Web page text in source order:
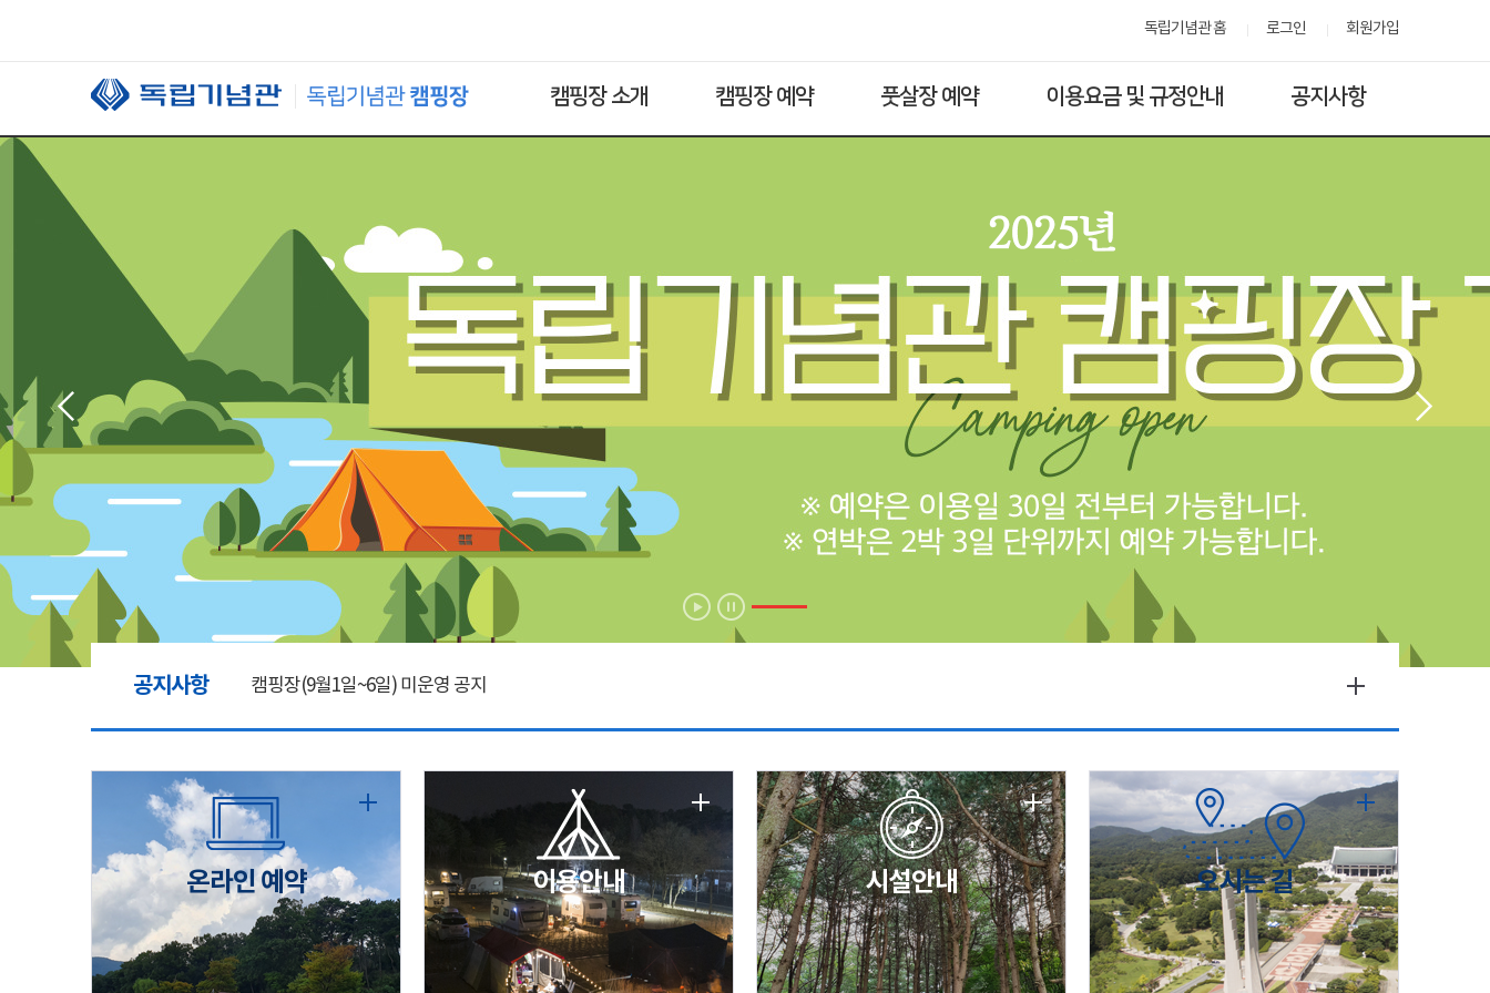
독립기념관 홈 로그인 회원가입
캠핑장 소개 캠핑장 예약 풋살장 예약 이용요금 및 규정안내 공지사항
공지사항 캠핑장(9월1일~6일) 미운영 공지
[6/1]전산시스템 점검 및 안정화에 따른 서비스 이용 제한 안내
2026년 5월 캠핑장 안점 점검의 날 변경 안내
캠핑장(9월1일~6일) 미운영 공지
온라인 예약 이용안내 시설안내 오시는 길